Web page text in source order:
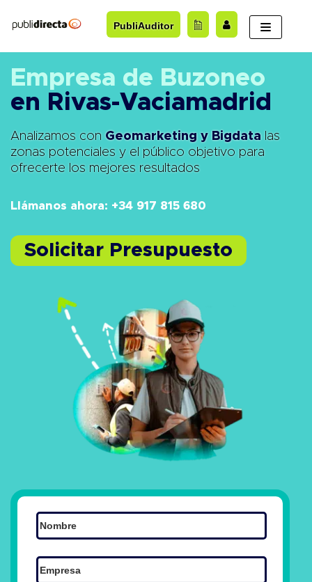
al
PubliAuditor
Empresa de Buzoneo
en Rivas-Vaciamadrid
Analizamos con Geomarketing y Bigdatalas
zonas potenciales y el público objetivo para
ofrecerte los mejores resultados
Llámanos ahora: +34 917 815 680
Solicitar Presupuesto